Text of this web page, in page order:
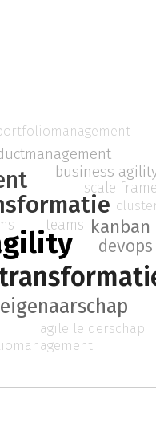
eigenaarschap
kanban
devops
business
agile leiderschap
scale
teams